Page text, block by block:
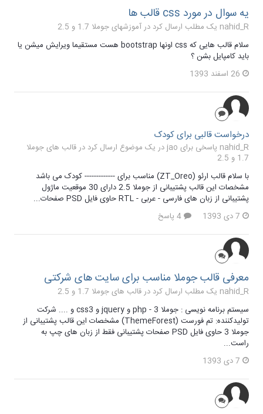
یه سوال در مورد css قالب ها
nahid_R یک مطلب ارسال کرد در
آموزشهای جوملا 1.7 و 2.5
سلام قالب هایی که css اونها bootstrap هست مستقیما ویرایش میشن یا
باید کامپایل بشن ؟
26 اسفند 1393
درخواست قالبی برای کودک
nahid_R پاسخی برای jao در یک موضوع ارسال کرد در
قالب های جوملا
1.7 و 2.5
با سلام قالب ارئو (ZT_Oreo) مناسب برای ------------- کودک می باشد
مشخصات این قالب پشتیبانی از جوملا 2.5 دارای 30 موقعیت ماژول
پشتیبانی از زبان های فارسی - عربی - RTL حاوی فایل PSD صفحات...
7 دی 1393
معرفی قالب جوملا مناسب برای سایت های شرکتی
nahid_R یک مطلب ارسال کرد در
قالب های جوملا 1.7 و 2.5
سیستم برنامه نویسی : جوملا 3 - php و jquery و css3 و .... شرکت
تولیدکننده: تم فورست (ThemeForest) مشخصات این قالب پشتیبانی از
جوملا 3 حاوی فایل PSD صفحات پشتیبانی فقط از زبان های چپ به
راست...
7 دی 1393